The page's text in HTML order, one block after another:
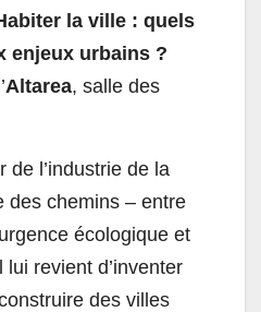
la ville : quels
enjeux urbains ?
Altarea, salle des
de l’industrie de la
des chemins – entre
écologique et
revient d’inventer
des villes